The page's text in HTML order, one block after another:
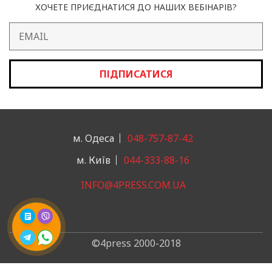
ХОЧЕТЕ ПРИЄДНАТИСЯ ДО НАШИХ ВЕБІНАРІВ?
ПІДПИСАТИСЯ
м. Одеса
048-757-87-42
м. Київ
044-333-88-16
INFO@4PRESS.COM.UA
©4press 2000-2018